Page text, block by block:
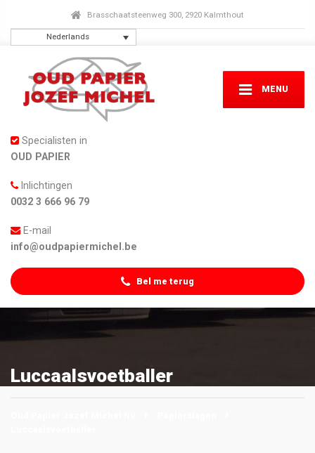
Brasschaatsteenweg 300, 2920 Kalmthout
Nederlands
MENU
Specialisten in
OUD PAPIER
Inlichtingen
0032 3 666 96 79
E-mail
info@oudpapiermichel.be
Bel me terug
Luccaalsvoetballer